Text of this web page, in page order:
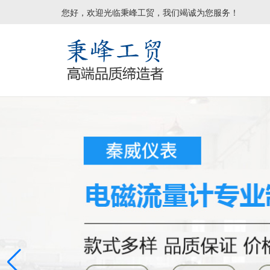
您好，欢迎光临秉峰工贸，我们竭诚为您服务！